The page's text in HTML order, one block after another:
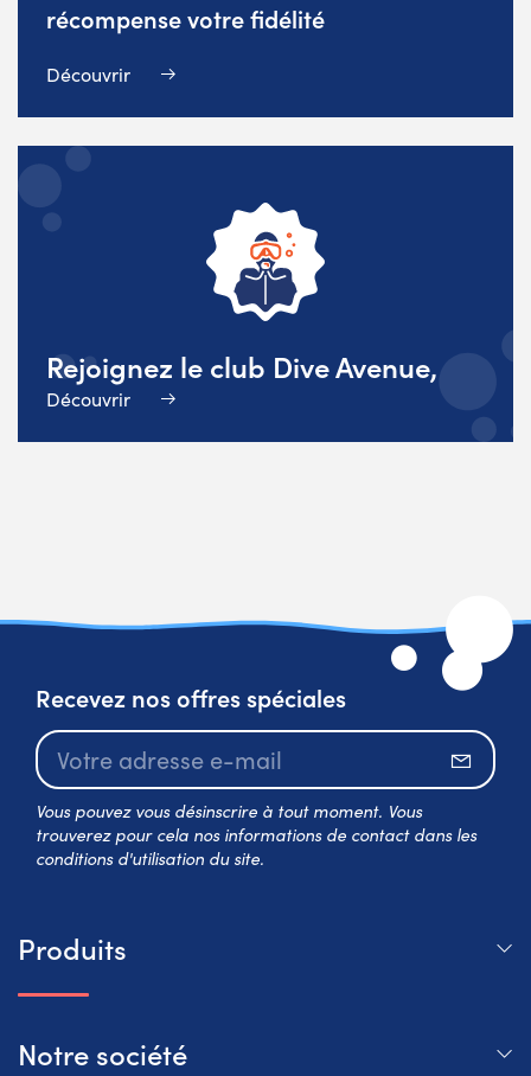
récompense votre fidélité
Découvrir
Rejoignez le club Dive Avenue,
Découvrir
Recevez nos offres spéciales
Vous pouvez vous désinscrire à tout moment. Vous
trouverez pour cela nos informations de contact dans les
conditions d'utilisation du site.
Produits
Notre société